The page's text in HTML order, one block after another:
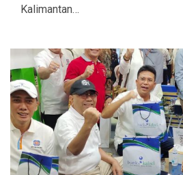
Kalimantan…